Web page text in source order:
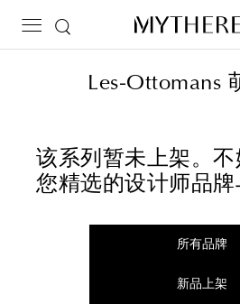
Les-Ottomans
该系列暂未上架。
您精选的设计师品牌
所有品牌
新品上架